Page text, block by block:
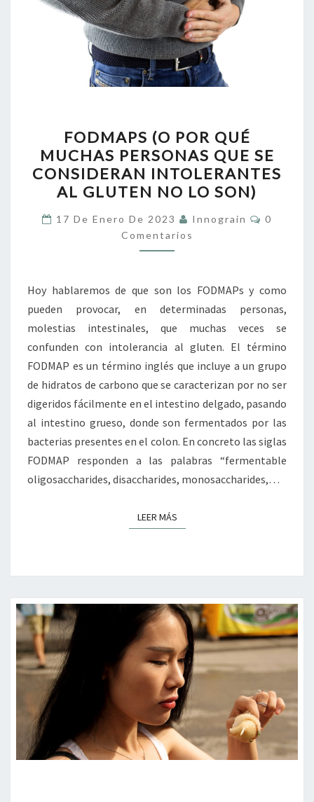
(O
POR
QUÉ
MUCHAS
PERSONAS
QUE
SE
INTOLERANTES
AL
GLUTEN
NO
LO
SON)
FODMAPS (O POR QUÉ
MUCHAS PERSONAS QUE SE
CONSIDERAN INTOLERANTES
AL GLUTEN NO LO SON)
17 De Enero De 2023 Innograin
0
Comentarios
Hoy hablaremos de que son los FODMAPs y como
pueden provocar, en determinadas personas,
molestias intestinales, que muchas veces se
confunden con intolerancia al gluten. El término
FODMAP es un término inglés que incluye a un grupo
de hidratos de carbono que se caracterizan por no ser
digeridos fácilmente en el intestino delgado, pasando
al intestino grueso, donde son fermentados por las
bacterias presentes en el colon. En concreto las siglas
FODMAP responden a las palabras “fermentable
oligosaccharides, disaccharides, monosaccharides,…
LEER MÁSLEER MÁS